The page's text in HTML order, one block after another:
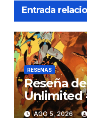
Entrada
RESEÑAS
Reseña
Unlimited
AGO 5, 2026